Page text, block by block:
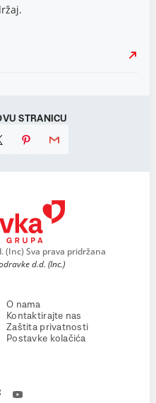
STRANICU
(Inc) Sva prava pridržana
d.d. (Inc.)
O nama
Kontaktirajte nas
Zaštita privatnosti
Postavke kolačića